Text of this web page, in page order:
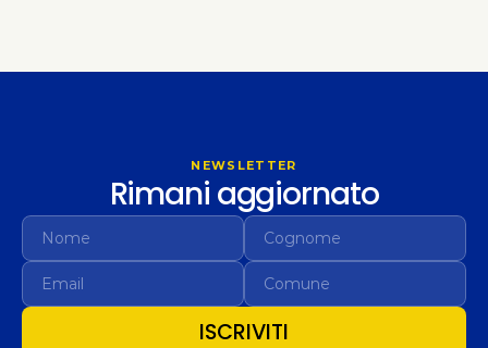
NEWSLETTER
Rimani aggiornato
ISCRIVITI